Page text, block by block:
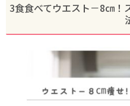
3食食べてウエスト－8㎝！